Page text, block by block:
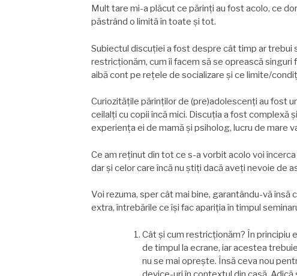
Mult tare mi-a plăcut ce părinți au fost acolo, ce
păstrând o limită în toate şi tot.
Subiectul discuției a fost despre cât timp ar trebui
restricționăm, cum îi facem să se oprească singuri
aibă cont pe rețele de socializare şi ce limite/
Curiozitățile părinților de (pre)adolescenți au fost
ceilalți cu copii încă mici. Discuția a fost complexă
experiența ei de mamă şi psiholog, lucru de mare
Ce am reținut din tot ce s-a vorbit acolo voi
dar şi celor care încă nu ştiți dacă aveți nevoie de
Voi rezuma, sper cât mai bine, garantându-vă
extra, întrebările ce îşi fac apariția în timpul
Cât şi cum restricționăm? În principiu
de timpul la ecrane, iar acestea
nu se mai opreşte. Însă ceva nou